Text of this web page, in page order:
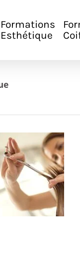
Formations
Esthétique